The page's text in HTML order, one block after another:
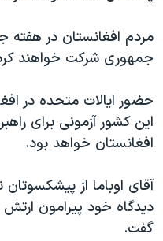
مردم افغانستان در هفته
جمهوری شرکت خواهند
حضور ایالات متحده در
این کشور آزمونی برای
افغانستان خواهد بود.
آقای اوباما از
دیدگاه خود پیرامون
گفت.